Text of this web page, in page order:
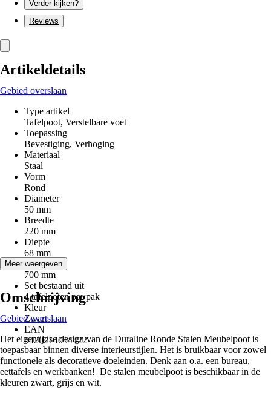
Verder kijken?
Reviews
Artikeldetails
Gebied overslaan
Type artikel
Tafelpoot, Verstelbare voet
Toepassing
Bevestiging, Verhoging
Materiaal
Staal
Vorm
Rond
Diameter
50 mm
Breedte
220 mm
Diepte
68 mm
Hoogte
700 mm
Set bestaand uit
4 tafelpoten per pak
Kleur
Zwart
EAN
8420214054422
Meer weergeven
Omschrijving
Gebied overslaan
Het eigentijdse design van de Duraline Ronde Stalen Meubelpoot is
toepasbaar binnen diverse interieurstijlen. Het is bruikbaar voor zowel
functionele als decoratieve doeleinden. Denk aan o.a. een bureau,
eettafels en werkbanken! De stalen meubelpoot is beschikbaar in de
kleuren zwart, grijs en wit.